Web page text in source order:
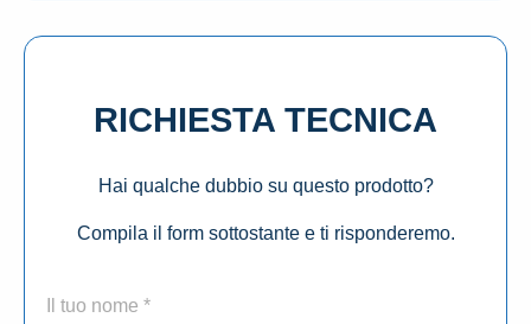
RICHIESTA TECNICA
Hai qualche dubbio su questo prodotto?
Compila il form sottostante e ti risponderemo.